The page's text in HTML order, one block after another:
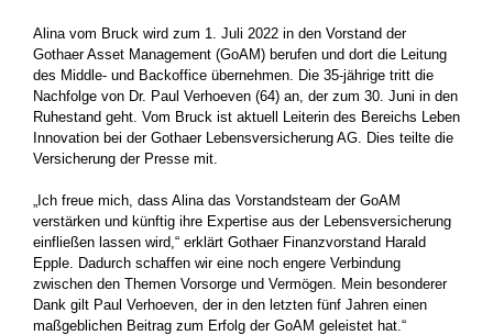
Alina vom Bruck wird zum 1. Juli 2022 in den Vorstand der
Gothaer Asset Management (GoAM) berufen und dort die Leitung
des Middle- und Backoffice übernehmen. Die 35-jährige tritt die
Nachfolge von Dr. Paul Verhoeven (64) an, der zum 30. Juni in den
Ruhestand geht. Vom Bruck ist aktuell Leiterin des Bereichs Leben
Innovation bei der Gothaer Lebensversicherung AG. Dies teilte die
Versicherung der Presse mit.
„Ich freue mich, dass Alina das Vorstandsteam der GoAM
verstärken und künftig ihre Expertise aus der Lebensversicherung
einfließen lassen wird,“ erklärt Gothaer Finanzvorstand Harald
Epple. Dadurch schaffen wir eine noch engere Verbindung
zwischen den Themen Vorsorge und Vermögen. Mein besonderer
Dank gilt Paul Verhoeven, der in den letzten fünf Jahren einen
maßgeblichen Beitrag zum Erfolg der GoAM geleistet hat.“